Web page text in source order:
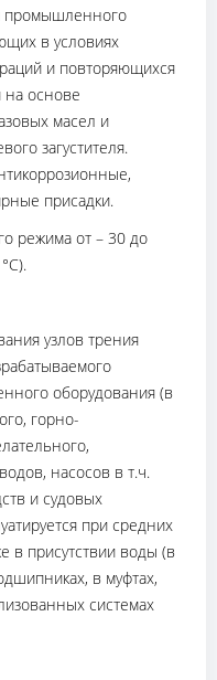
промышленного
в условиях
и повторяющихся
на основе
масел и
загустителя.
присадки.
режима от – 30 до
узлов трения
оборудования (в
горно-
насосов в т.ч.
и судовых
при средних
в присутствии воды (в
в муфтах,
системах